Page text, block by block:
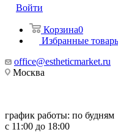
Войти
Корзина0
Избранные
office@estheticmarket.ru
Москва
график работы: по будням
с 11:00 до 18:00